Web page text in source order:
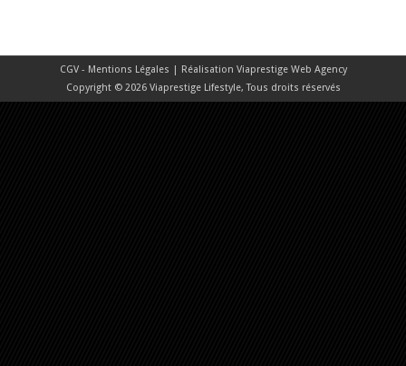
CGV - Mentions Légales | Réalisation Viaprestige Web Agency
Copyright © 2026 Viaprestige Lifestyle, Tous droits réservés